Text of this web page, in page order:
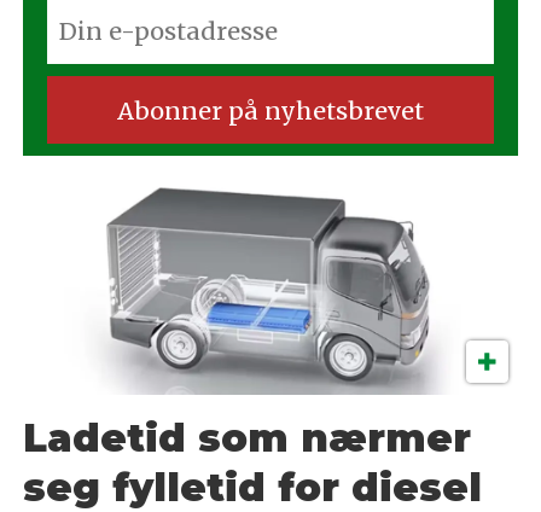
Ladetid som nærmer
seg fylletid for diesel